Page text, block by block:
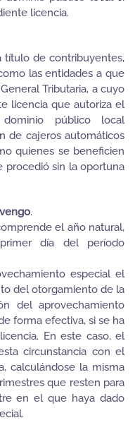
licencia.
título de contribuyentes,
las entidades a que
Tributaria, a cuyo
licencia que autoriza el
público local
de cajeros automáticos
quienes se beneficien
procedió sin la oportuna
.
el año natural,
día del período
especial el
del otorgamiento de la
del aprovechamiento
forma efectiva, si se ha
En este caso, el
circunstancia con el
calculándose la misma
que resten para
en el que haya dado